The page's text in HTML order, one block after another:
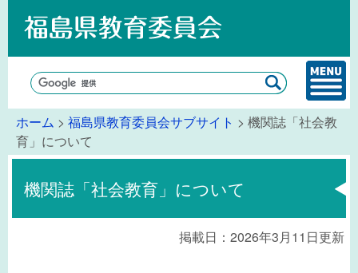
ホーム > 福島県教育委員会サブサイト > 機関誌「社会教
育」について
機関誌「社会教育」について
掲載日：2026年3月11日更新